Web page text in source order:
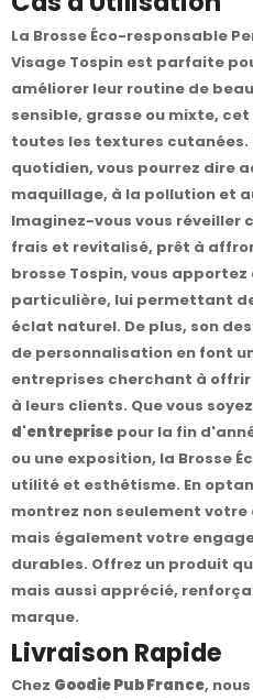
La Brosse Éco-responsable
Visage Tospin est parfaite
améliorer leur routine de
sensible, grasse ou mixte,
toutes les textures
quotidien, vous pourrez dire
maquillage, à la pollution et
Imaginez-vous vous réveiller
frais et revitalisé, prêt à
brosse Tospin, vous
particulière, lui permettant
éclat naturel. De plus, son
de personnalisation en font
entreprises cherchant à offrir
à leurs clients. Que vous
d'entreprise pour la fin
ou une exposition, la Brosse
utilité et esthétisme. En
montrez non seulement
mais également votre
durables. Offrez un produit
mais aussi apprécié,
marque.
Livraison Rapide
Chez Goodie Pub France,